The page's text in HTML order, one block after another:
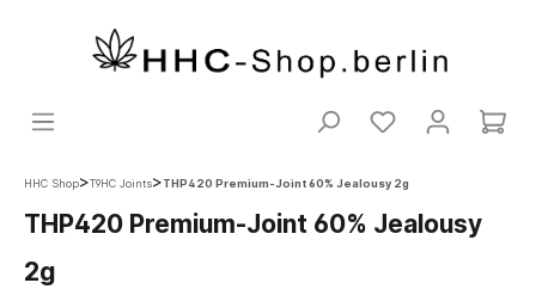
HHC Shop>T9HC Joints>THP420 Premium-Joint 60% Jealousy 2g
THP420 Premium-Joint 60% Jealousy
2g